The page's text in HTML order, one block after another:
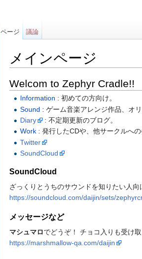
メインページ
Welcom to Zephyr Cradle!!
Information : 初めての方向け。
Sound : ゲーム音楽アレンジ作品、オ
Diary
: 不定期更新のブログ。
Work : 発行したCDや、他サークルへの
Twitter
SoundCloud
SoundCloud
ざっくりとうちのサウンドを知りたい人向
https://soundcloud.com/daijin/sets/
メッセージなど
マシュマロでどうぞ！ チョコ入りも受け取
https://marshmallow-qa.com/daijin
ページ 議論